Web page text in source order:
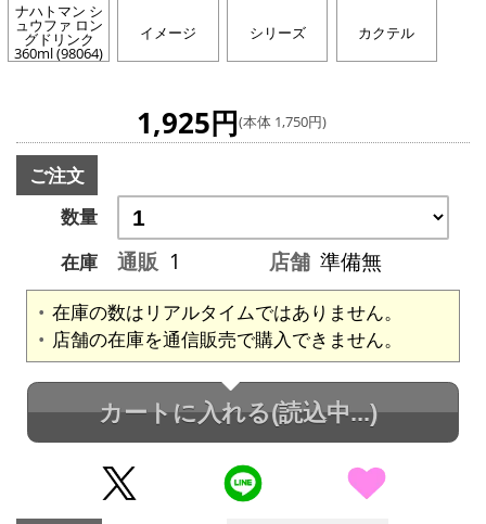
ナハトマン シ
ュウファ ロン
グドリンク
360ml (98064)
イメージ シリーズ カクテル
1,925円(本体 1,750円)
ご注文
数量
在庫
通販 1 店舗 準備無
在庫の数はリアルタイムではありません。
店舗の在庫を通信販売で購入できません。
カートに入れる(読込中...)